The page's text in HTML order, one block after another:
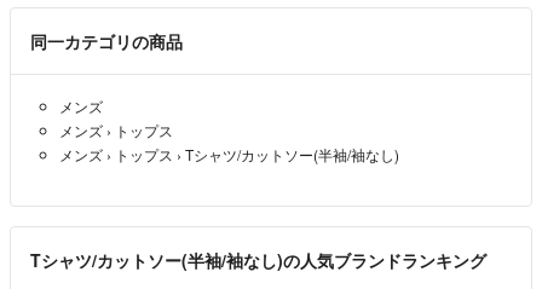
同一カテゴリの商品
メンズ
メンズ › トップス
メンズ › トップス › Tシャツ/カットソー(半袖/袖なし)
Tシャツ/カットソー(半袖/袖なし)の人気ブランドランキング